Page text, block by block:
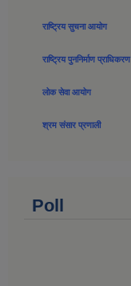
राष्ट्रिय सुचना आयोग
राष्ट्रिय पुननिर्माण प्राधिकरण
लोक सेवा आयोग
श्रम संसार प्रणाली
Poll